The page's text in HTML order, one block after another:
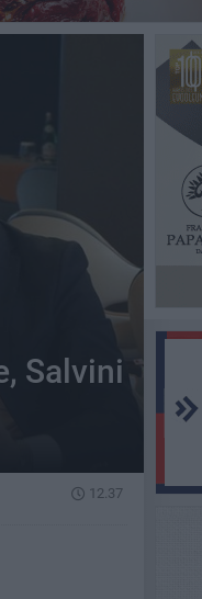
Salvini
12.37